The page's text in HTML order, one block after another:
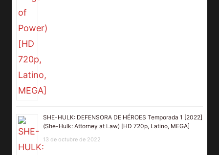
SHE-HULK: DEFENSORA DE HÉROES Temporada 1 [2022]
(She-Hulk: Attorney at Law) [HD 720p, Latino, MEGA]
13 de octubre de 2022